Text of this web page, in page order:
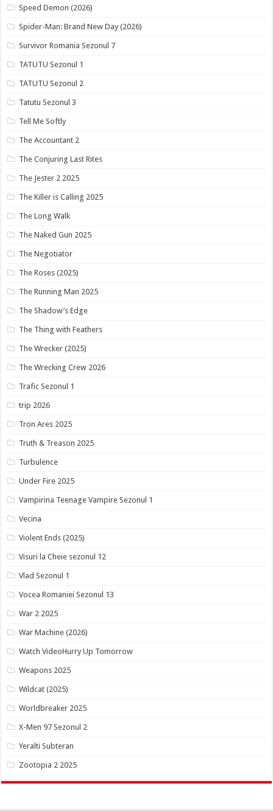
Speed Demon (2026)
Spider-Man: Brand New Day (2026)
Survivor Romania Sezonul 7
TATUTU Sezonul 1
TATUTU Sezonul 2
Tatutu Sezonul 3
Tell Me Softly
The Accountant 2
The Conjuring Last Rites
The Jester 2 2025
The Killer is Calling 2025
The Long Walk
The Naked Gun 2025
The Negotiator
The Roses (2025)
The Running Man 2025
The Shadow’s Edge
The Thing with Feathers
The Wrecker (2025)
The Wrecking Crew 2026
Trafic Sezonul 1
trip 2026
Tron Ares 2025
Truth & Treason 2025
Turbulence
Under Fire 2025
Vampirina Teenage Vampire Sezonul 1
Vecina
Violent Ends (2025)
Visuri la Cheie sezonul 12
Vlad Sezonul 1
Vocea Romaniei Sezonul 13
War 2 2025
War Machine (2026)
Watch VideoHurry Up Tomorrow
Weapons 2025
Wildcat (2025)
Worldbreaker 2025
X-Men 97 Sezonul 2
Yeralti Subteran
Zootopia 2 2025